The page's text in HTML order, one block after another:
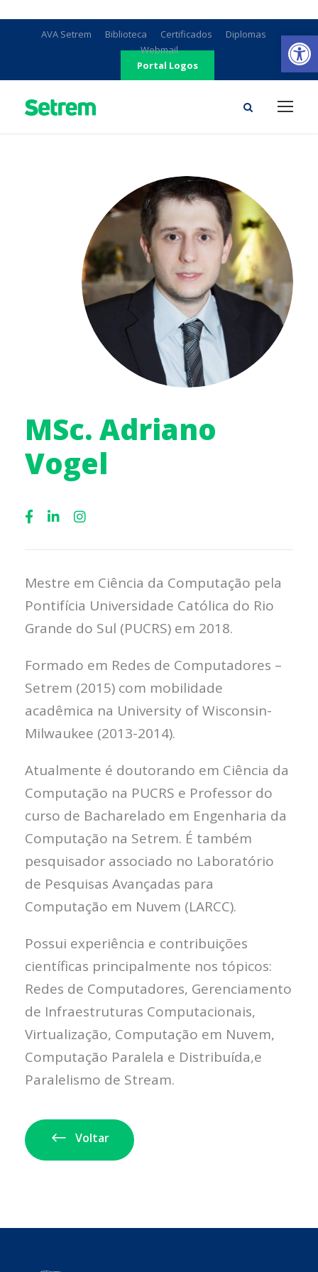
AVA Setrem Biblioteca Certificados
Diplomas
Webmail
Portal Logos
MSc. Adriano
Vogel
Mestre em Ciência da Computação pela
Pontifícia Universidade Católica do Rio
Grande do Sul (PUCRS) em 2018.
Formado em Redes de Computadores –
Setrem (2015) com mobilidade
acadêmica na University of Wisconsin-
Milwaukee (2013-2014).
Atualmente é doutorando em Ciência da
Computação na PUCRS e Professor do
curso de Bacharelado em Engenharia da
Computação na Setrem. É também
pesquisador associado no Laboratório
de Pesquisas Avançadas para
Computação em Nuvem (LARCC).
Possui experiência e contribuições
científicas principalmente nos tópicos:
Redes de Computadores, Gerenciamento
de Infraestruturas Computacionais,
Virtualização, Computação em Nuvem,
Computação Paralela e Distribuída,e
Paralelismo de Stream.
Voltar